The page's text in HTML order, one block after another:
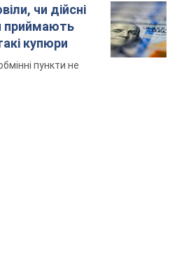
чи дійсні
приймають
купюри
пункти не